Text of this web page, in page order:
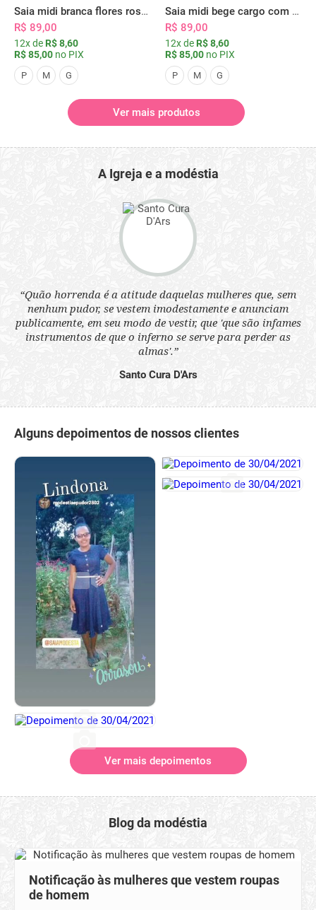
Saia midi branca flores rosas com bolsos
R$ 89,00
12x de R$ 8,60
R$ 85,00 no PIX
P M G
Saia midi bege cargo com bolsos
R$ 89,00
12x de R$ 8,60
R$ 85,00 no PIX
P M G
Ver mais produtos
A Igreja e a modéstia
“Quão horrenda é a atitude daquelas mulheres que, sem
nenhum pudor, se vestem imodestamente e anunciam
publicamente, em seu modo de vestir, que 'que são infames
instrumentos de que o inferno se serve para perder as
almas'.”
Santo Cura D'Ars
Alguns depoimentos de nossos clientes
Ver mais depoimentos
Blog da modéstia
Notificação às mulheres que vestem roupas
de homem